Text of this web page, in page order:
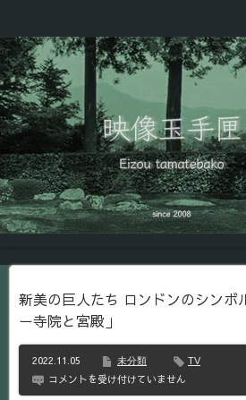
新美の巨人たち ロンドンのシンボ
ー寺院と宮殿」
2022.11.05 未分類 TV
新
美
コメントを受け付けていません